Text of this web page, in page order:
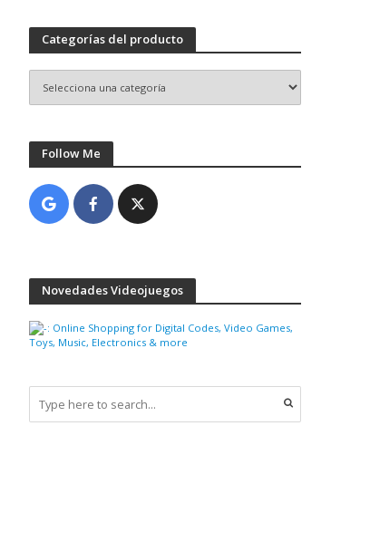
Categorías del producto
Follow Me
Novedades Videojuegos